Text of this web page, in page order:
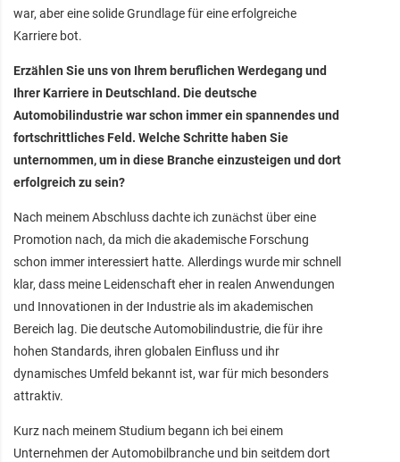
war, aber eine solide Grundlage für eine erfolgreiche
Karriere bot.
Erzählen Sie uns von Ihrem beruflichen Werdegang und
Ihrer Karriere in Deutschland. Die deutsche
Automobilindustrie war schon immer ein spannendes und
fortschrittliches Feld. Welche Schritte haben Sie
unternommen, um in diese Branche einzusteigen und dort
erfolgreich zu sein?
Nach meinem Abschluss dachte ich zunächst über eine
Promotion nach, da mich die akademische Forschung
schon immer interessiert hatte. Allerdings wurde mir schnell
klar, dass meine Leidenschaft eher in realen Anwendungen
und Innovationen in der Industrie als im akademischen
Bereich lag. Die deutsche Automobilindustrie, die für ihre
hohen Standards, ihren globalen Einfluss und ihr
dynamisches Umfeld bekannt ist, war für mich besonders
attraktiv.
Kurz nach meinem Studium begann ich bei einem
Unternehmen der Automobilbranche und bin seitdem dort